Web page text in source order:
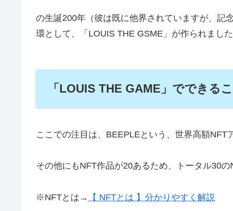
の生誕200年（彼は既に他界されていますが、記
環として、「LOUIS THE GSME」が作られました
「LOUIS THE GAME」でできる
ここでの注目は、BEEPLEという、世界高額NFT
その他にもNFT作品が20あるため、トータル30の
※NFTとは→ 【 NFTとは 】分かりやすく解説